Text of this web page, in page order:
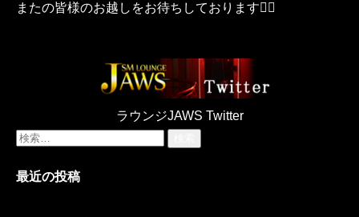
またの皆様のお越しをお待ちしております♡⃛
ラウンジJAWS Twitter
検
最近の投稿